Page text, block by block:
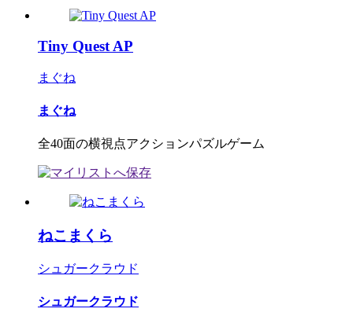
Tiny Quest AP
まぐね
まぐね
全40面の横視点アクションパズルゲーム
ねこまくら
シュガークラウド
シュガークラウド